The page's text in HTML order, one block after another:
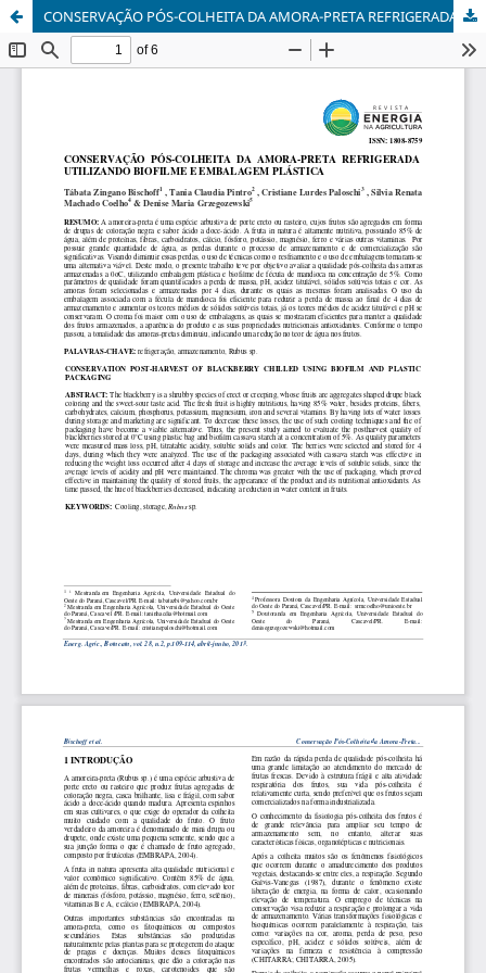
CONSERVAÇÃO PÓS-COLHEITA DA AMORA-PRETA REFRIGERADA COM BIOFILME E EMBALAGEM PLÁSTICA